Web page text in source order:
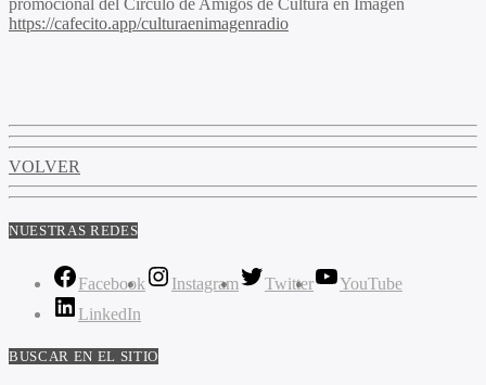
https://cafecito.app/culturaenimagenradio
VOLVER
NUESTRAS REDES
Facebook Instagram Twitter
YouTube
LinkedIn
BUSCAR EN EL SITIO